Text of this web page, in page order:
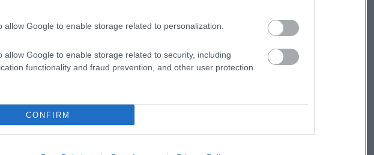
allow Google to enable storage related to personalization.
allow Google to enable storage related to security, including
functionality and fraud prevention, and other user protection.
CONFIRM